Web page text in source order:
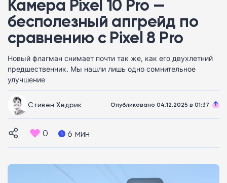
Камера Pixel 10 Pro —
бесполезный апгрейд по
сравнению с Pixel 8 Pro
Новый флагман снимает почти так же, как его двухлетний
предшественник. Мы нашли лишь одно сомнительное
улучшение
Стивен Хедрик Опубликовано 04.12.2025 в 01:37
0 6 мин